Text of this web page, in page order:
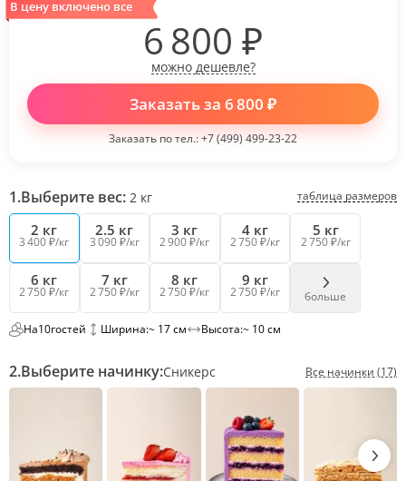
1.Выберите вес: 2 кг таблица размеров
2 кг
3 400 ₽/кг
2.5 кг
3 090 ₽/кг
3 кг
2 900 ₽/кг
4 кг
2 750 ₽/кг
5 кг
2 750 ₽/кг
6 кг
2 750 ₽/кг
7 кг
2 750 ₽/кг
8 кг
2 750 ₽/кг
9 кг
2 750 ₽/кг больше
На10гостей Ширина:~ 17 см Высота:~ 10 см
2.Выберите начинку:Сникерс Все начинки (17)
В цену включено все
6 800 ₽
можно дешевле?
Заказать за 6 800 ₽
Заказать по тел.:+7 (499) 499-23-22